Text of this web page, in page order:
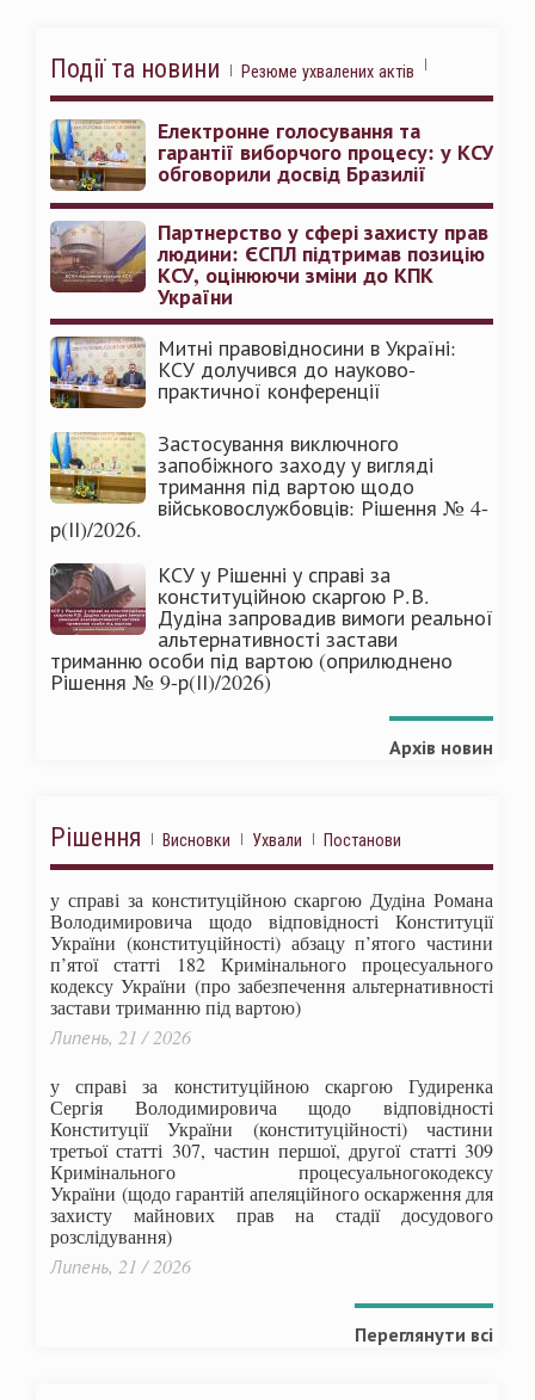
Події та новини Резюме ухвалених актів
Електронне голосування та
гарантії виборчого процесу: у КСУ
обговорили досвід Бразилії
Партнерство у сфері захисту прав
людини: ЄСПЛ підтримав позицію
КСУ, оцінюючи зміни до КПК
України
Митні правовідносини в Україні:
КСУ долучився до науково-
практичної конференції
Застосування виключного
запобіжного заходу у вигляді
тримання під вартою щодо
військовослужбовців: Рішення № 4-
р(ІІ)/2026.
КСУ у Рішенні у справі за
конституційною скаргою Р.В.
Дудіна запровадив вимоги реальної
альтернативності застави
триманню особи під вартою (оприлюднено
Рішення № 9-р(ІІ)/2026)
Архів новин
Рішення Висновки Ухвали Постанови
у справі за конституційною скаргою Дудіна Романа
Володимировича щодо відповідності Конституції
України (конституційності) абзацу п’ятого частини
п’ятої статті 182 Кримінального процесуального
кодексу України (про забезпечення альтернативності
застави триманню під вартою)
Липень, 21 / 2026
у справі за конституційною скаргою Гудиренка
Сергія Володимировича щодо відповідності
Конституції України (конституційності) частини
третьої статті 307, частин першої, другої статті 309
Кримінального процесуальногокодексу
України (щодо гарантій апеляційного оскарження для
захисту майнових прав на стадії досудового
розслідування)
Липень, 21 / 2026
Переглянути всі